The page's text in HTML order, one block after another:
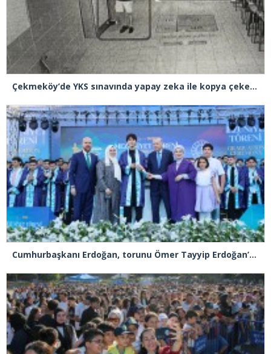
Çekmeköy’de YKS sınavında yapay zeka ile kopya çeken şüpheli tutuklandı
Cumhurbaşkanı Erdoğan, torunu Ömer Tayyip Erdoğan’a diplomasını takdim etti